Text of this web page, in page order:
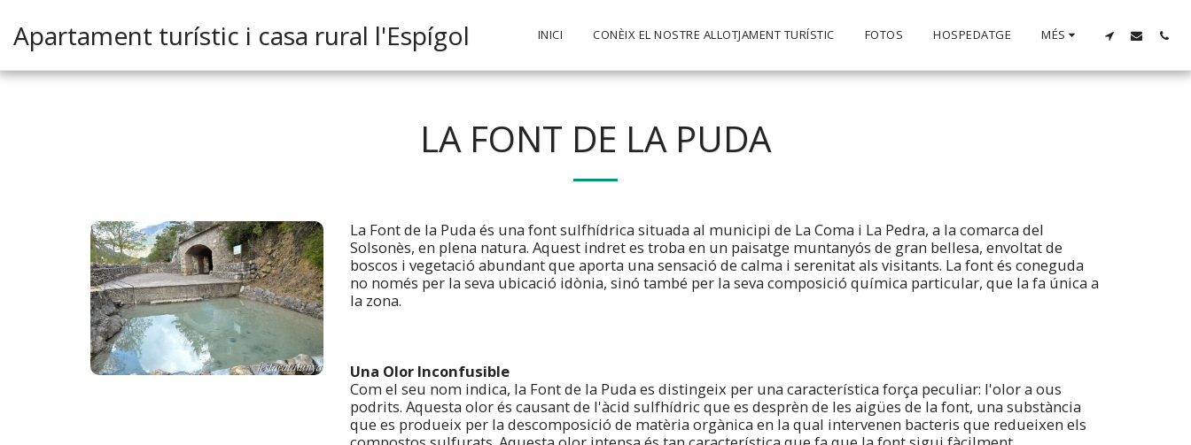
Apartament turístic i casa rural l'Espígol INICI CONÈIX EL NOSTRE ALLOTJAMENT TURÍSTIC FOTOS HOSPEDATGE MÉS
LA FONT DE LA PUDA
La Font de la Puda és una font sulfhídrica situada al municipi de La Coma i La Pedra, a la comarca del
Solsonès, en plena natura. Aquest indret es troba en un paisatge muntanyós de gran bellesa, envoltat de
boscos i vegetació abundant que aporta una sensació de calma i serenitat als visitants. La font és coneguda
no només per la seva ubicació idònia, sinó també per la seva composició química particular, que la fa única a
la zona.
Una Olor Inconfusible
Com el seu nom indica, la Font de la Puda es distingeix per una característica força peculiar: l'olor a ous
podrits. Aquesta olor és causant de l'àcid sulfhídric que es desprèn de les aigües de la font, una substància
que es produeix per la descomposició de matèria orgànica en la qual intervenen bacteris que redueixen els